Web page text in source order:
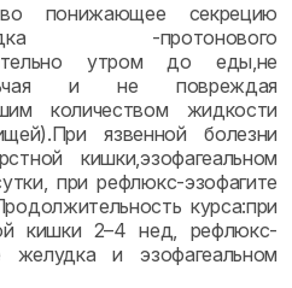
понижающее секрецию
-протонового
утром до еды,не
и не повреждая
количеством жидкости
язвенной болезни
кишки,эзофагеальном
при рефлюкс-эзофагите
курса:при
кишки 2–4 нед, рефлюкс-
и эзофагеальном